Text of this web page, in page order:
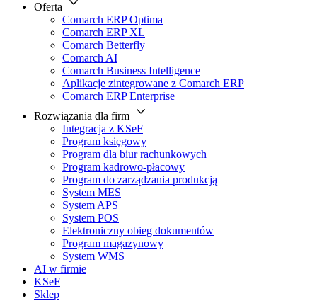
Oferta
Comarch ERP Optima
Comarch ERP XL
Comarch Betterfly
Comarch AI
Comarch Business Intelligence
Aplikacje zintegrowane z Comarch ERP
Comarch ERP Enterprise
Rozwiązania dla firm
Integracja z KSeF
Program księgowy
Program dla biur rachunkowych
Program kadrowo-płacowy
Program do zarządzania produkcją
System MES
System APS
System POS
Elektroniczny obieg dokumentów
Program magazynowy
System WMS
AI w firmie
KSeF
Sklep